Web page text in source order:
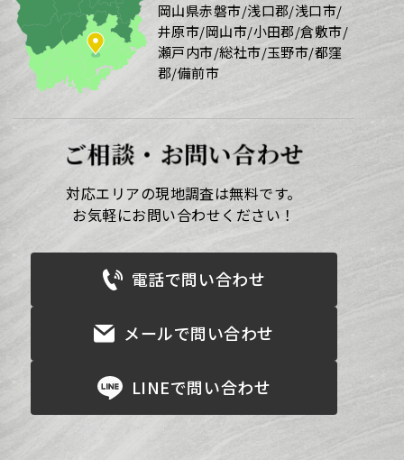
岡山県赤磐市/浅口郡/浅口市/
井原市/岡山市/小田郡/倉敷市/
瀬戸内市/総社市/玉野市/都窪
郡/備前市
ご相談・お問い合わせ
対応エリアの現地調査は無料です。
お気軽にお問い合わせください！
電話で問い合わせ
メールで問い合わせ
LINEで問い合わせ